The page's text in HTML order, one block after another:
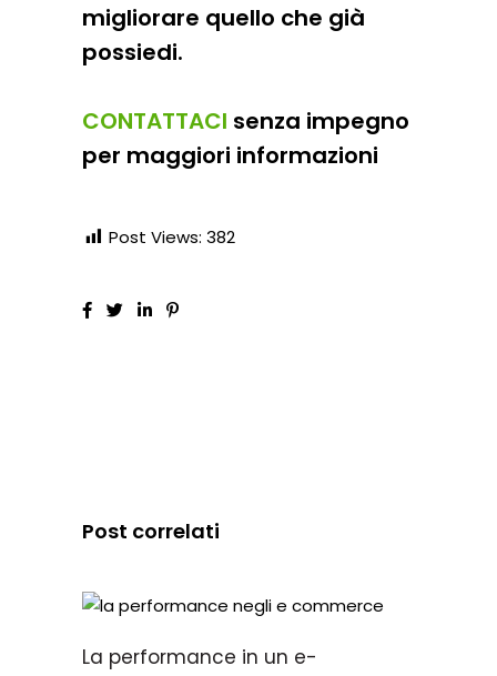
migliorare quello che già
possiedi.
CONTATTACI senza impegno
per maggiori informazioni
Post Views: 382
Post correlati
La performance in un e-